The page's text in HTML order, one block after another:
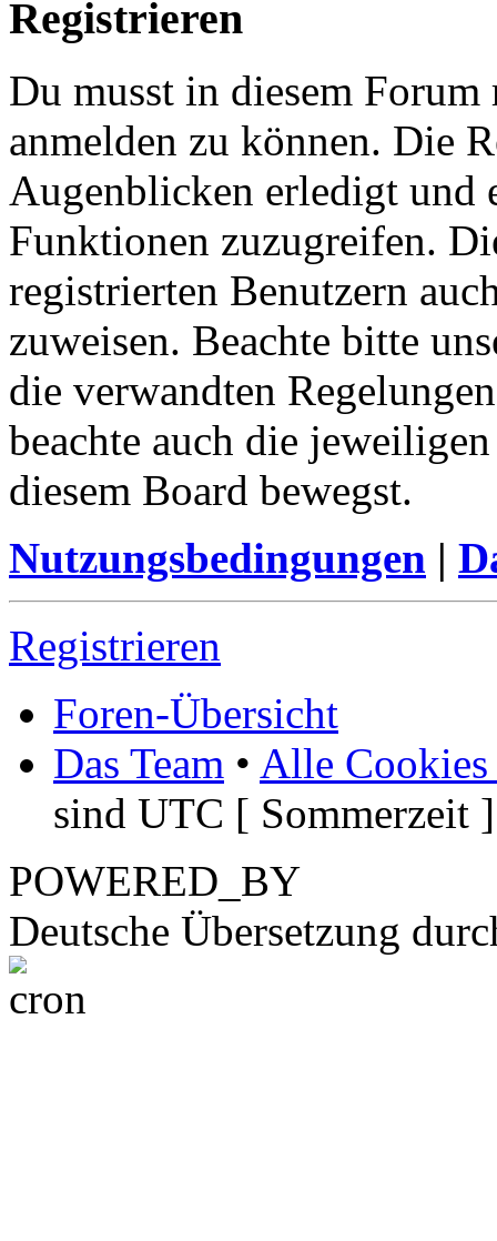
Registrieren
Du musst in diesem
anmelden zu können. Die
Augenblicken erledigt und
Funktionen zuzugreifen.
registrierten Benutzern
zuweisen. Beachte bitte
die verwandten
beachte auch die
diesem Board bewegst.
Nutzungsbedingungen |
Registrieren
Foren-Übersicht
Das Team • Alle Cookies
sind UTC [ Sommerzeit ]
POWERED_BY
Deutsche Übersetzung